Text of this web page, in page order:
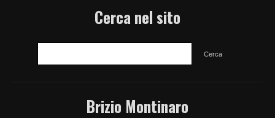
Cerca nel sito
Brizio Montinaro